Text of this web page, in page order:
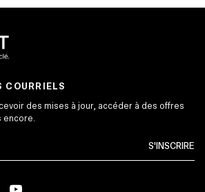
COURRIELS
des mises à jour, accéder à des offres
encore.
S'INSCRIRE